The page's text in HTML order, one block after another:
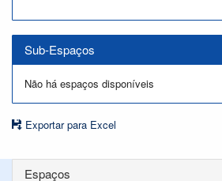
Sub-Espaços
Não há espaços disponíveis
Exportar para Excel
Espaços